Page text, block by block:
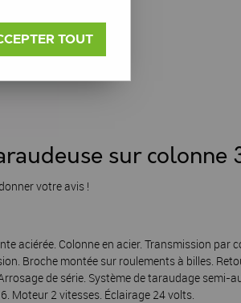
sur colonne
votre avis !
aciérée. Colonne en acier. Transmission par
Broche montée sur roulements à billes.
de série. Système de taraudage semi-
Moteur 2 vitesses. Éclairage 24 volts.
TOUT